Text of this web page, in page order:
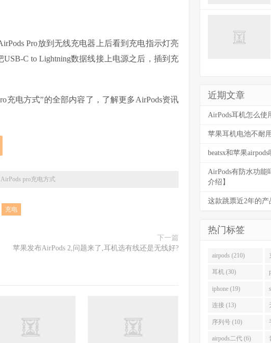
Pro放到无线充电器上后看到充电指示灯亮
C to Lightning数据线接上电源之后，插到充
充电方式”的全部内容了，了解更多AirPods资讯
AirPods pro充电方式
充电
下一篇
苹果发布AirPods 2,问题来了,耳机选有线还是无线好?
近期文章
AirPods耳机怎么使
苹果耳机电池不耐
beatsx和苹果
AirPods有防水功能
介绍】
这款跳票近2年的
热门标签
airpods (210)
耳机 (30)
iphone (19)
连接 (13)
序列号 (10)
airpods二代 (6)